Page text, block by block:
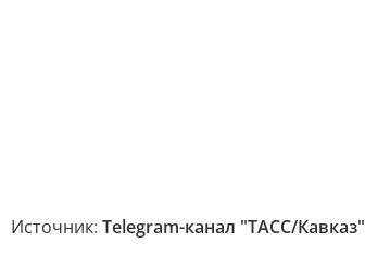
Источник: Telegram-канал "ТАСС/Кавказ"